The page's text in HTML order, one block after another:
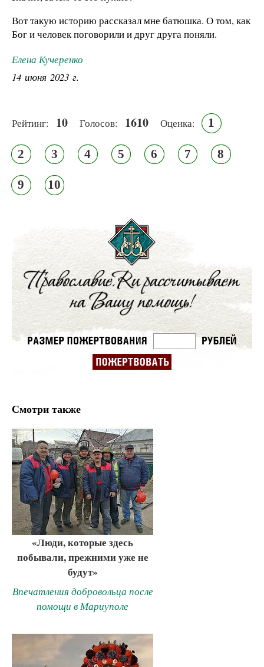
Вот такую историю рассказал мне батюшка. О том, как
Бог и человек поговорили и друг друга поняли.
Елена Кучеренко
14 июня 2023 г.
Рейтинг: 10 Голосов: 1610 Оценка: 1
2 3 4 5 6 7 8
9 10
Смотри также
«Люди, которые здесь
побывали, прежними уже не
будут»
Впечатления добровольца после
помощи в Мариуполе